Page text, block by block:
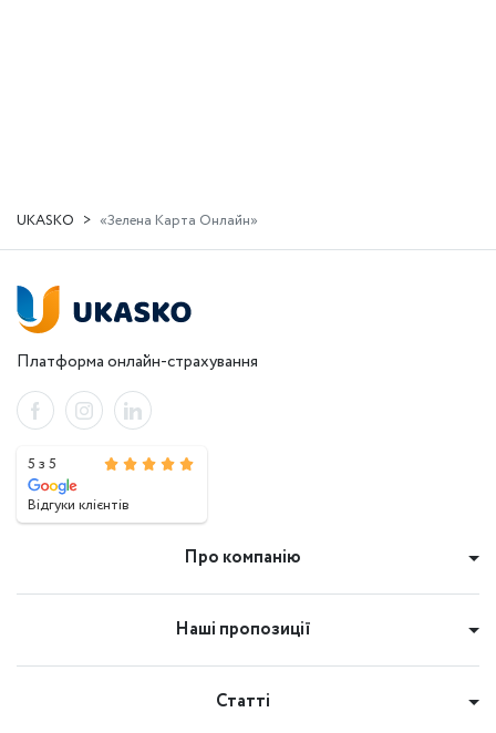
UKASKO «Зелена Карта Онлайн»
Платформа онлайн-страхування
5 з 5
Відгуки клієнтів
Про компанію
Наші пропозиції
Статті